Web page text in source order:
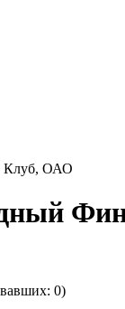
Клуб, ОАО
0)